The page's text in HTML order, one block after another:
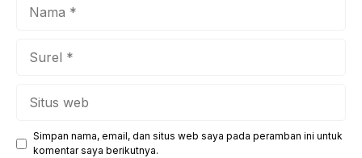
Simpan nama, email, dan situs web saya pada peramban ini untuk
komentar saya berikutnya.